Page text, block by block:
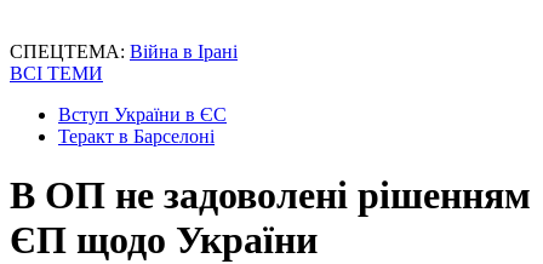
СПЕЦТЕМА: Війна в Ірані
ВСІ ТЕМИ
Вступ України в ЄС
Теракт в Барселоні
В ОП не задоволені рішенням
ЄП щодо України